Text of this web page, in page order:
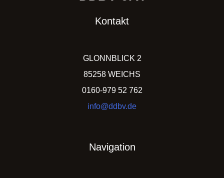
Kontakt
GLONNBLICK 2
85258 WEICHS
0160-979 52 762
info@ddbv.de
Navigation